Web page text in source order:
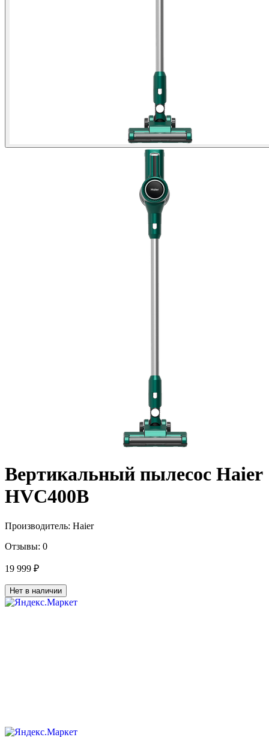
Вертикальный пылесос Haier
HVC400B
Производитель: Haier
Отзывы: 0
19 999 ₽
Нет в наличии